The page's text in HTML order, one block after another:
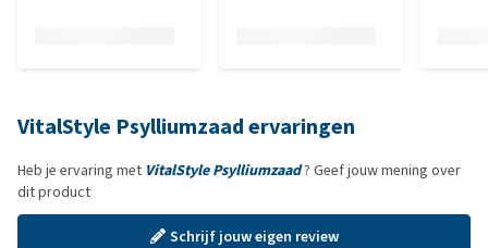
VitalStyle Psylliumzaad ervaringen
Heb je ervaring met VitalStyle Psylliumzaad? Geef jouw mening over
dit product
Schrijf jouw eigen review